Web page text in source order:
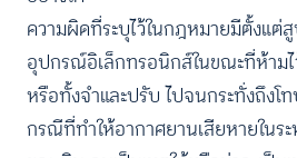
ความผิดที่ระบุไว้ในกฎหมายมีตั้งแต่
อุปกรณ์อิเล็กทรอนิกส์ในขณะที่ห้าม
หรือทั้งจำและปรับ ไปจนกระทั่งถึงโ
กรณีที่ทำให้อากาศยานเสียหายในร
ACCESS IBILITY
ขนาดตัวอักษร